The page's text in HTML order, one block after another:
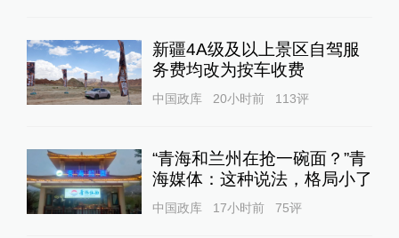
新疆4A级及以上景区自驾服
务费均改为按车收费
中国政库 20小时前 113评
“青海和兰州在抢一碗面？”青
海媒体：这种说法，格局小了
中国政库 17小时前 75评